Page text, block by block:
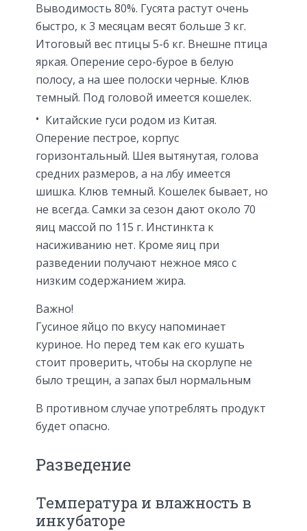
Выводимость 80%. Гусята растут очень
быстро, к 3 месяцам весят больше 3 кг.
Итоговый вес птицы 5-6 кг. Внешне птица
яркая. Оперение серо-бурое в белую
полосу, а на шее полоски черные. Клюв
темный. Под головой имеется кошелек.
Китайские гуси родом из Китая.
Оперение пестрое, корпус
горизонтальный. Шея вытянутая, голова
средних размеров, а на лбу имеется
шишка. Клюв темный. Кошелек бывает, но
не всегда. Самки за сезон дают около 70
яиц массой по 115 г. Инстинкта к
насиживанию нет. Кроме яиц при
разведении получают нежное мясо с
низким содержанием жира.
Важно!
Гусиное яйцо по вкусу напоминает
куриное. Но перед тем как его кушать
стоит проверить, чтобы на скорлупе не
было трещин, а запах был нормальным
В противном случае употреблять продукт
будет опасно.
Разведение
Температура и влажность в
инкубаторе